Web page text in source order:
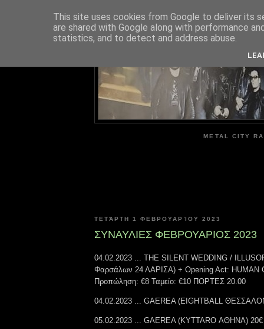
METAL CITY
ΤΕΤΆΡΤΗ 1 ΦΕΒΡΟΥΑΡΊΟΥ 2023
ΣΥΝΑΥΛΙΕΣ ΦΕΒΡΟΥΑΡΙΟΣ 2023
04.02.2023 ... THE SILENT WEDDING /
Φαρσάλων 24 ΛΑΡΙΣΑ) + Opening Act: HUMAN
Προπώληση: €8 Ταμείο: €10 ΠΟΡΤΕΣ 20.00
04.02.2023 ... GAEREA (EIGHTBALL
05.02.2023 ... GAEREA (KYTTARO ΑΘΗΝΑ) 20€
This site uses cookies from Google to deliver its
are shared with Google along with performance
statistics, and to detect and address abuse.